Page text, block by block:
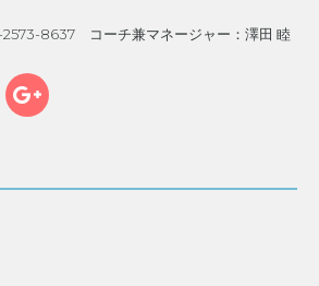
8637 コーチ兼マネージャー：澤田 睦